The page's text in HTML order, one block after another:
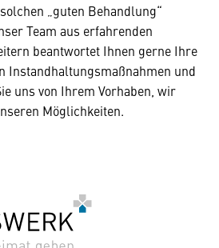
„guten Behandlung“
Team aus erfahrenden
beantwortet Ihnen gerne Ihre
Instandhaltungsmaßnahmen und
uns von Ihrem Vorhaben, wir
Möglichkeiten.